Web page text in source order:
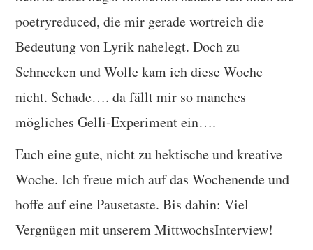
poetryreduced, die mir gerade wortreich die
Bedeutung von Lyrik nahelegt. Doch zu
Schnecken und Wolle kam ich diese Woche
nicht. Schade…. da fällt mir so manches
mögliches Gelli-Experiment ein….
Euch eine gute, nicht zu hektische und kreative
Woche. Ich freue mich auf das Wochenende und
hoffe auf eine Pausetaste. Bis dahin: Viel
Vergnügen mit unserem MittwochsInterview!